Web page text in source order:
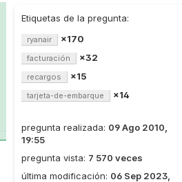
Etiquetas de la pregunta:
ryanair ×170
facturación ×32
recargos ×15
tarjeta-de-embarque ×14
pregunta realizada: 09 Ago 2010,
19:55
pregunta vista: 7 570 veces
última modificación: 06 Sep 2023,